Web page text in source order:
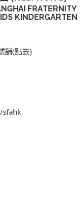
FRATERNITY
KINDERGARTEN
舖(點去)
sfahk